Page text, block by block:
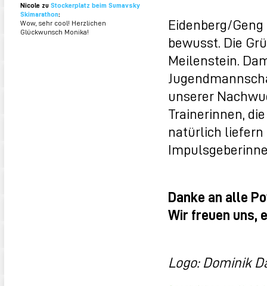
Nicole zu Stockerplatz beim Sumavsky
Skimarathon:
Wow, sehr cool! Herzlichen
Glückwunsch Monika!
Eidenberg/
bewusst. Die
Meilenstein.
unserer
Trainerinnen,
natürlich liefern
Danke an alle
Wir freuen uns,
Logo: Dominik